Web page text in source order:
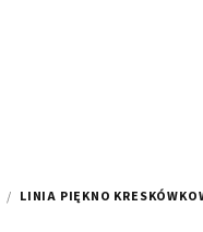
/ LINIA PIĘKNO